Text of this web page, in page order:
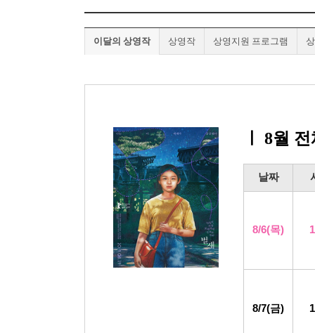
이달의 상영작 상영작 상영지원 프로그램
8월
날짜
8/6(목)
8/7(금)